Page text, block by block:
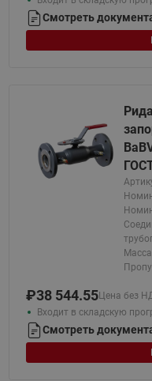
Смотреть
₽38 544.55Цена без
Входит в складскую
Смотреть